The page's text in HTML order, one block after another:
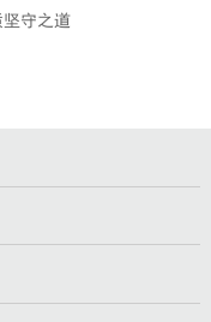
坚守之道